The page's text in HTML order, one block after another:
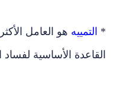
هو العامل الأكثر
الأساسية لفساد